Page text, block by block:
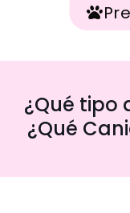
¿Qué tipo
¿Qué